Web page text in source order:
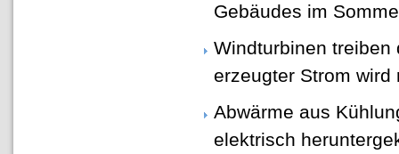
Gebäudes im
Windturbinen treiben
erzeugter Strom wird
Abwärme aus
elektrisch